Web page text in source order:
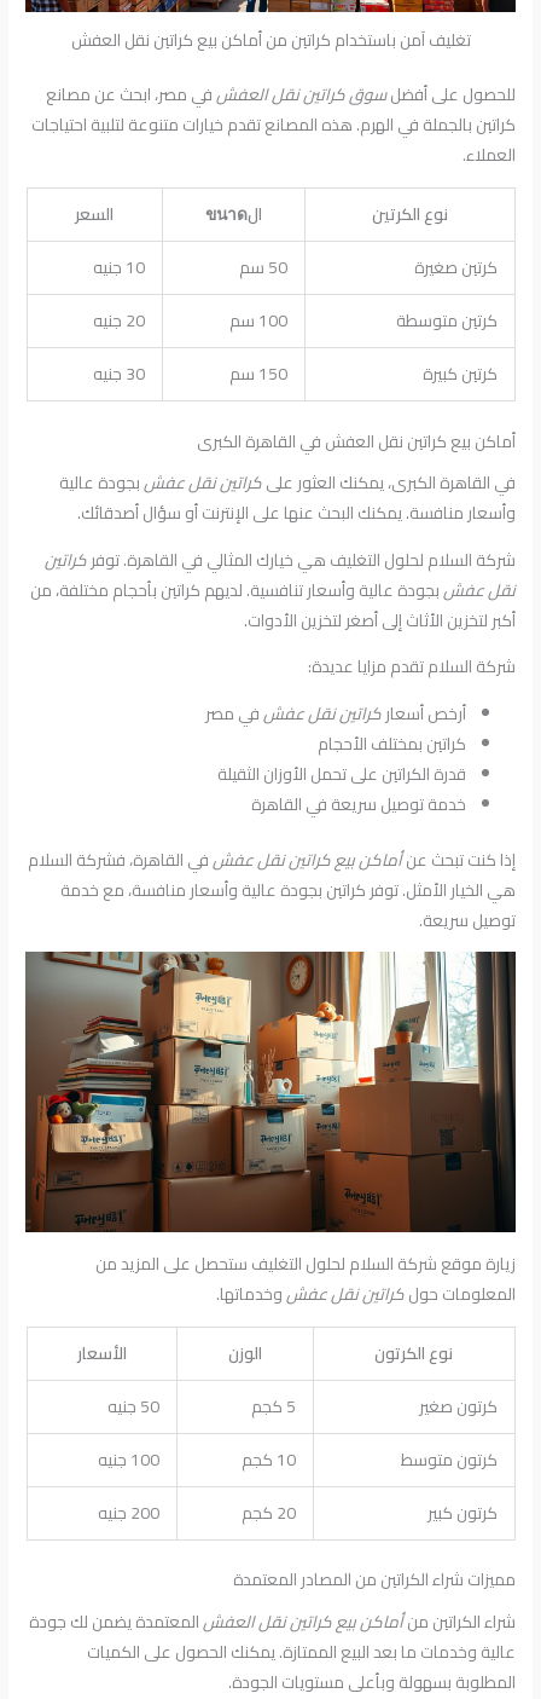
تغليف آمن باستخدام كراتين من أماكن بيع كراتين نقل العفش
للحصول على أفضلسوق كراتين نقل العفشفي مصر، ابحث عن مصانع
كراتين بالجملة في الهرم. هذه المصانع تقدم خيارات متنوعة لتلبية احتياجات
العملاء.
نوع الكرتين
الขนาด
السعر
كرتين صغيرة
50 سم
10 جنيه
كرتين متوسطة
100 سم
20 جنيه
كرتين كبيرة
150 سم 30 جنيه
أماكن بيع كراتين نقل العفش في القاهرة الكبرى
في القاهرة الكبرى، يمكنك العثور علىكراتين نقل عفشبجودة عالية
وأسعار منافسة. يمكنك البحث عنها على الإنترنت أو سؤال أصدقائك.
شركة السلام لحلول التغليف هي خيارك المثالي في القاهرة. توفركراتين
نقل عفشبجودة عالية وأسعار تنافسية. لديهم كراتين بأحجام مختلفة، من
أكبر لتخزين الأثاث إلى أصغر لتخزين الأدوات.
شركة السلام تقدم مزايا عديدة:
أرخص أسعاركراتين نقل عفشفي مصر
كراتين بمختلف الأحجام
قدرة الكراتين على تحمل الأوزان الثقيلة
خدمة توصيل سريعة في القاهرة
إذا كنت تبحث عنأماكن بيع كراتين نقل عفشفي القاهرة، فشركة السلام
هي الخيار الأمثل. توفر كراتين بجودة عالية وأسعار منافسة، مع خدمة
توصيل سريعة.
زيارة موقع شركة السلام لحلول التغليف ستحصل على المزيد من
المعلومات حولكراتين نقل عفشوخدماتها.
نوع الكرتون
الوزن
الأسعار
كرتون صغير
5 كجم
50 جنيه
كرتون متوسط
10 كجم
100 جنيه
كرتون كبير
20 كجم 200 جنيه
مميزات شراء الكراتين من المصادر المعتمدة
شراء الكراتين منأماكن بيع كراتين نقل العفشالمعتمدة يضمن لك جودة
عالية وخدمات ما بعد البيع الممتازة. يمكنك الحصول على الكميات
المطلوبة بسهولة وبأعلى مستويات الجودة.